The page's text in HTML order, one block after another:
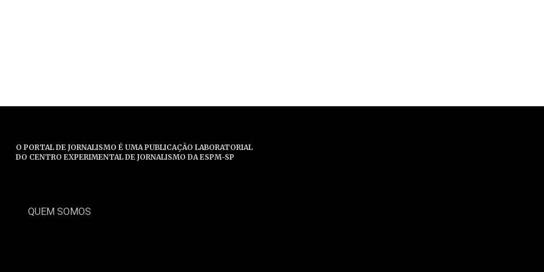
O PORTAL DE JORNALISMO É UMA PUBLICAÇÃO LABORATORIAL
DO CENTRO EXPERIMENTAL DE JORNALISMO DA ESPM-SP
QUEM SOMOS